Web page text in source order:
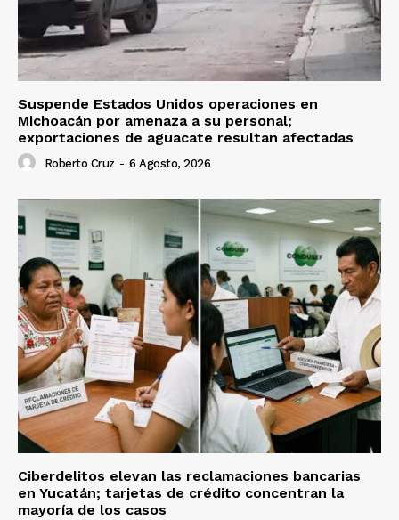
Suspende Estados Unidos operaciones en
Michoacán por amenaza a su personal;
exportaciones de aguacate resultan afectadas
Roberto Cruz - 6 Agosto, 2026
Ciberdelitos elevan las reclamaciones bancarias
en Yucatán; tarjetas de crédito concentran la
mayoría de los casos